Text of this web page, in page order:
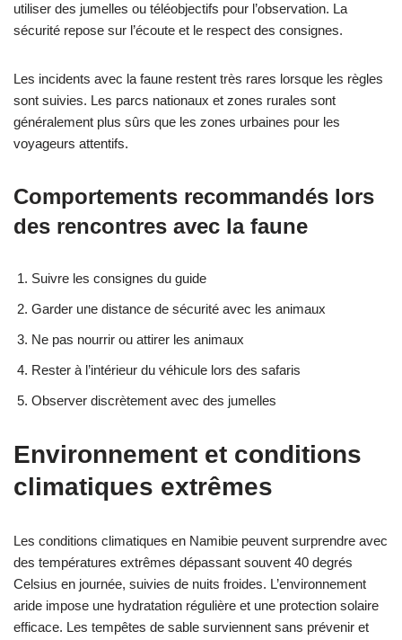
utiliser des jumelles ou téléobjectifs pour l’observation. La
sécurité repose sur l’écoute et le respect des consignes.
Les incidents avec la faune restent très rares lorsque les règles
sont suivies. Les parcs nationaux et zones rurales sont
généralement plus sûrs que les zones urbaines pour les
voyageurs attentifs.
Comportements recommandés lors
des rencontres avec la faune
Suivre les consignes du guide
Garder une distance de sécurité avec les animaux
Ne pas nourrir ou attirer les animaux
Rester à l’intérieur du véhicule lors des safaris
Observer discrètement avec des jumelles
Environnement et conditions
climatiques extrêmes
Les conditions climatiques en Namibie peuvent surprendre avec
des températures extrêmes dépassant souvent 40 degrés
Celsius en journée, suivies de nuits froides. L’environnement
aride impose une hydratation régulière et une protection solaire
efficace. Les tempêtes de sable surviennent sans prévenir et